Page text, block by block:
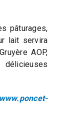
pâturages,
lait servira
AOP,
www.poncet-